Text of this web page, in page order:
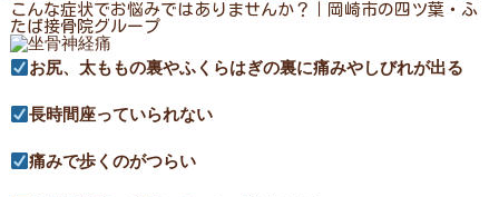
こんな症状でお悩みではありませんか？｜岡崎市の四ツ葉・ふ
たば接骨院グループ
お尻、太ももの裏やふくらはぎの裏に痛みやしびれが出る
長時間座っていられない
痛みで歩くのがつらい